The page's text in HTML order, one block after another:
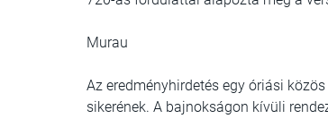
Murau
Az eredményhirdetés egy óriási
sikerének. A bajnokságon kívüli